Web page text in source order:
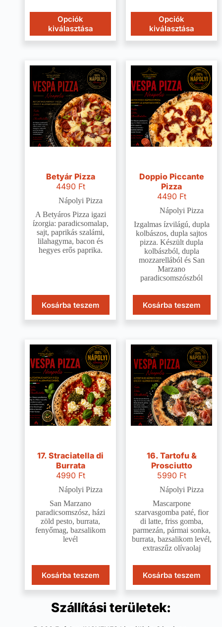
Opciók
kiválasztása
Opciók
kiválasztása
Betyár Pizza
4490 Ft
Nápolyi Pizza
A Betyáros Pizza igazi
ízorgia: paradicsomalap,
sajt, paprikás szalámi,
lilahagyma, bacon és
hegyes erős paprika.
Kosárba teszem
Doppio Piccante
Pizza
4490 Ft
Nápolyi Pizza
Izgalmas ízvilágú, dupla
kolbászos, dupla sajtos
pizza. Készült dupla
kolbászból, dupla
mozzarellából és San
Marzano
paradicsomszószból
Kosárba teszem
17. Straciatella di
Burrata
4990 Ft
Nápolyi Pizza
San Marzano
paradicsomszósz, házi
zöld pesto, burrata,
fenyőmag, bazsalikom
levél
Kosárba teszem
16. Tartofu &
Prosciutto
5990 Ft
Nápolyi Pizza
Mascarpone
szarvasgomba paté, fior
di latte, friss gomba,
parmezán, pármai sonka,
burrata, bazsalikom levél,
extraszűz olívaolaj
Kosárba teszem
Szállítási területek: